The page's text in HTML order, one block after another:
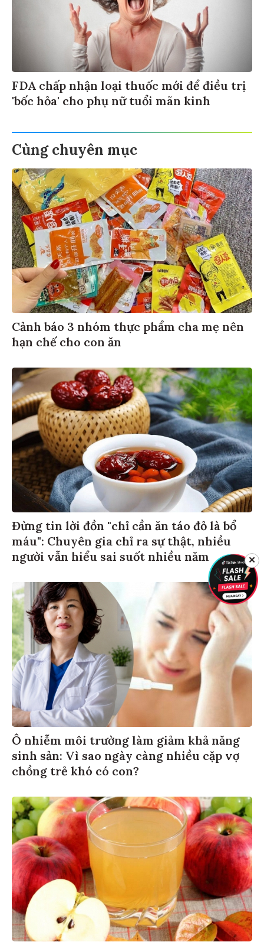
FDA chấp nhận loại thuốc mới để điều trị
'bốc hỏa' cho phụ nữ tuổi mãn kinh
Cùng chuyên mục
Cảnh báo 3 nhóm thực phẩm cha mẹ nên
hạn chế cho con ăn
Đừng tin lời đồn "chỉ cần ăn táo đỏ là bổ
máu": Chuyên gia chỉ ra sự thật, nhiều
người vẫn hiểu sai suốt nhiều năm
Ô nhiễm môi trường làm giảm khả năng
sinh sản: Vì sao ngày càng nhiều cặp vợ
chồng trẻ khó có con?
✕